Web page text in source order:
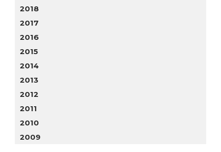
2018
2017
2016
2015
2014
2013
2012
2011
2010
2009